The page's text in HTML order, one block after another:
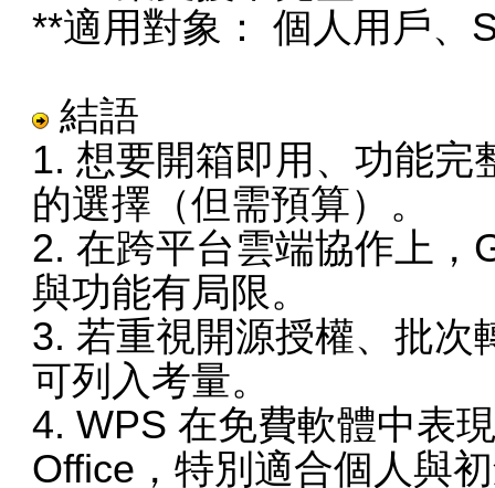
**適用對象： 個人用戶、
結語
1. 想要開箱即用、功能完
的選擇（但需預算）。
2. 在跨平台雲端協作上，
與功能有局限。
3. 若重視開源授權、批次
可列入考量。
4. WPS 在免費軟體中表
Office，特別適合個人與